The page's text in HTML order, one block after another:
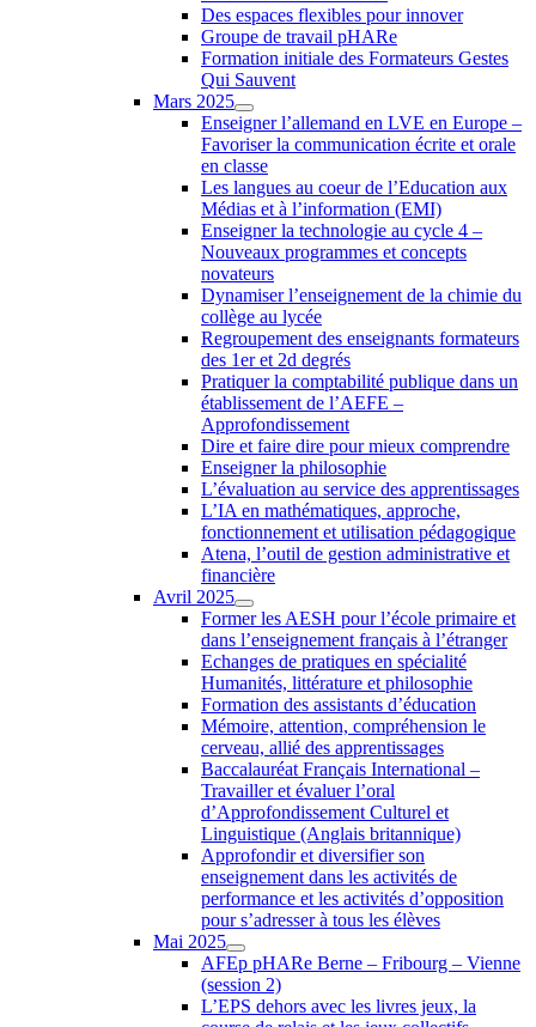
Des espaces flexibles pour innover
Groupe de travail pHARe
Formation initiale des Formateurs Gestes
Qui Sauvent
Mars 2025
Enseigner l’allemand en LVE en Europe –
Favoriser la communication écrite et orale
en classe
Les langues au coeur de l’Education aux
Médias et à l’information (EMI)
Enseigner la technologie au cycle 4 –
Nouveaux programmes et concepts
novateurs
Dynamiser l’enseignement de la chimie du
collège au lycée
Regroupement des enseignants formateurs
des 1er et 2d degrés
Pratiquer la comptabilité publique dans un
établissement de l’AEFE –
Approfondissement
Dire et faire dire pour mieux comprendre
Enseigner la philosophie
L’évaluation au service des apprentissages
L’IA en mathématiques, approche,
fonctionnement et utilisation pédagogique
Atena, l’outil de gestion administrative et
financière
Avril 2025
Former les AESH pour l’école primaire et
dans l’enseignement français à l’étranger
Echanges de pratiques en spécialité
Humanités, littérature et philosophie
Formation des assistants d’éducation
Mémoire, attention, compréhension le
cerveau, allié des apprentissages
Baccalauréat Français International –
Travailler et évaluer l’oral
d’Approfondissement Culturel et
Linguistique (Anglais britannique)
Approfondir et diversifier son
enseignement dans les activités de
performance et les activités d’opposition
pour s’adresser à tous les élèves
Mai 2025
AFEp pHARe Berne – Fribourg – Vienne
(session 2)
L’EPS dehors avec les livres jeux, la